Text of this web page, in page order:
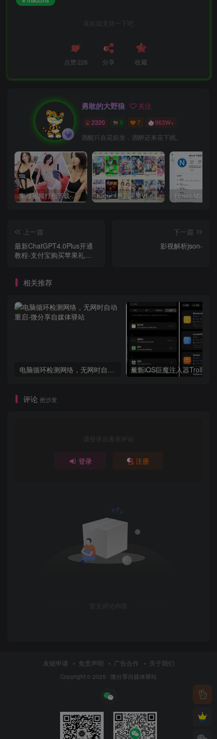
喜欢就支持一下吧
点赞226 分享 收藏
勇敢的大野狼 关注
2320 9 7 963W+
酒醒只在花前坐，酒醉还来花下眠。
车模视频打包下载-高清无水印版 Kazumi番剧采集v1.6.9：支持自定义规则+在线观看+弹幕，跨平台下载
上一篇
最新ChatGPT4.0Plus开通
教程-支付宝购买苹果礼品
下一篇
影视解析json-
相关推荐
电脑循环检测网络，无网时自动重启
评论 抢沙发
请登录后发表评论
登录 注册
暂无评论内容
友链申请 免责声明 广告合作 关于我们
Copyright © 2025 · 微分享自媒体驿站